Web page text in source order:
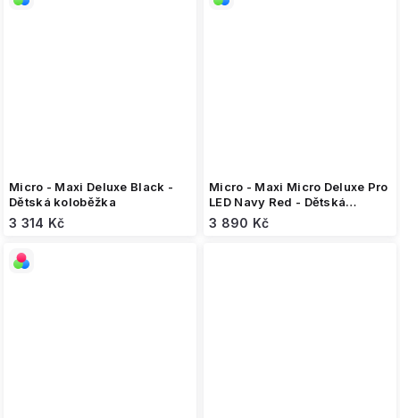
Micro - Maxi Deluxe Black -
Dětská koloběžka
3 314 Kč
Micro - Maxi Micro Deluxe Pro
LED Navy Red - Dětská
koloběžka
3 890 Kč